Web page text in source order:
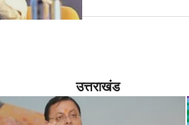
उत्तराखंड